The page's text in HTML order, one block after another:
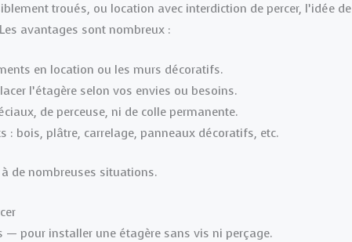
troués, ou location avec interdiction de percer, l’idée de
avantages sont nombreux :
en location ou les murs décoratifs.
l’étagère selon vos envies ou besoins.
de perceuse, ni de colle permanente.
bois, plâtre, carrelage, panneaux décoratifs, etc.
de nombreuses situations.
pour installer une étagère sans vis ni perçage.